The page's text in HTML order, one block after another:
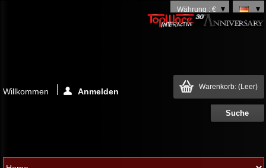
Währung : €
Warenkorb: (Leer)
Willkommen Anmelden